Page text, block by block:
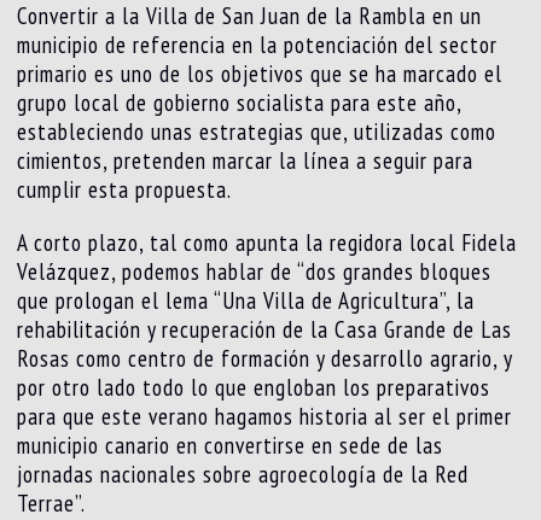
Convertir a la Villa de San Juan de la Rambla en un
municipio de referencia en la potenciación del sector
primario es uno de los objetivos que se ha marcado el
grupo local de gobierno socialista para este año,
estableciendo unas estrategias que, utilizadas como
cimientos, pretenden marcar la línea a seguir para
cumplir esta propuesta.
A corto plazo, tal como apunta la regidora local Fidela
Velázquez, podemos hablar de “dos grandes bloques
que prologan el lema “Una Villa de Agricultura”, la
rehabilitación y recuperación de la Casa Grande de Las
Rosas como centro de formación y desarrollo agrario, y
por otro lado todo lo que engloban los preparativos
para que este verano hagamos historia al ser el primer
municipio canario en convertirse en sede de las
jornadas nacionales sobre agroecología de la Red
Terrae”.